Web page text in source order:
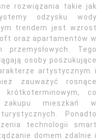
rozwiązania takie jak
odzysku wody
trendem jest wzrost
oraz apartamentów w
przemysłowych. Tego
osoby poszukujące
artystycznym i
zauważyć rosnące
krótkoterminowym, co
mieszkań w
Ponadto
technologii smart
domem zdalnie i